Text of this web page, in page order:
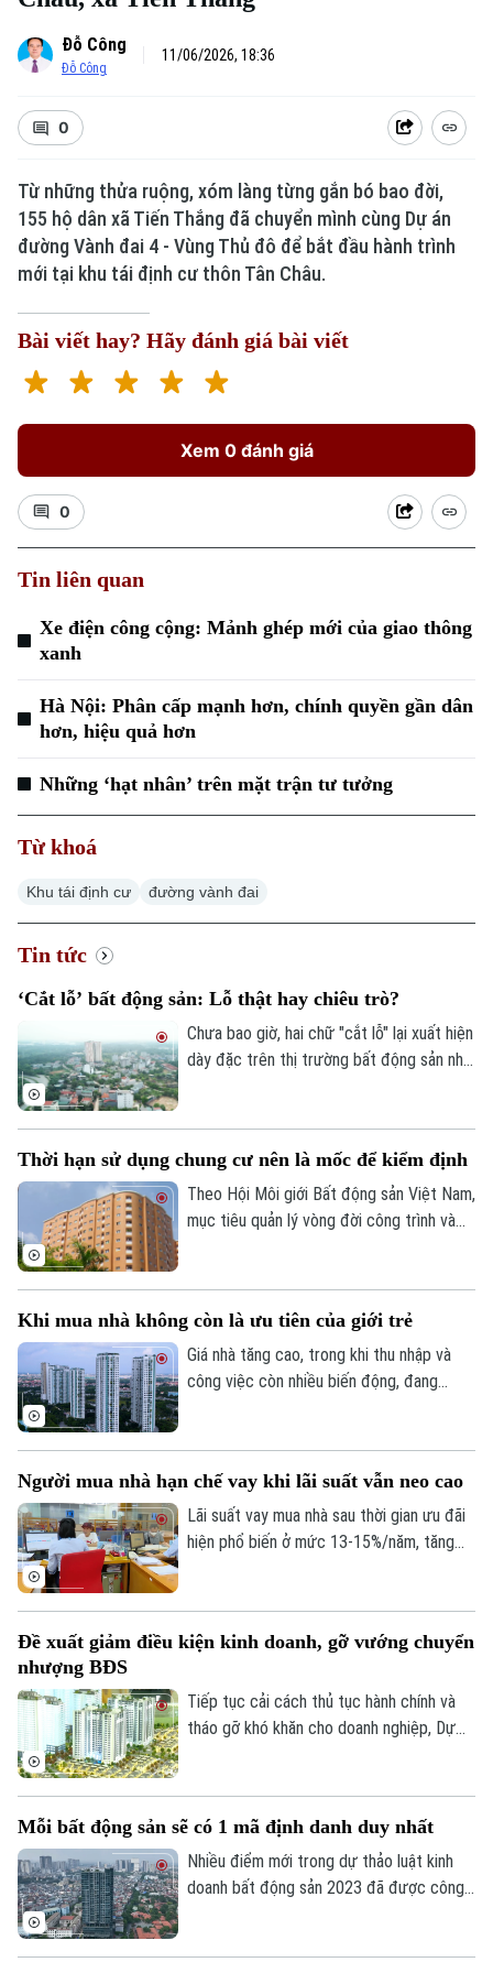
Xu hướng
Chuyên mục
Thời sự
Hà Nội
Chính trị
Xã hội
An ninh trật tự
Nhịp sống Hà Nội
Người Hà Nội
Thế giới
Tin tức
Quân sự
Kinh tế
Đỗ Công
Đỗ Công
11/06/2026, 18:36
0
Từ những thửa ruộng, xóm làng từng gắn bó bao đời,
155 hộ dân xã Tiến Thắng đã chuyển mình cùng Dự án
đường Vành đai 4 - Vùng Thủ đô để bắt đầu hành trình
mới tại khu tái định cư thôn Tân Châu.
Bài viết hay? Hãy đánh giá bài viết
Xem 0 đánh giá
0
Tin liên quan
Xe điện công cộng: Mảnh ghép mới của giao thông
xanh
Hà Nội: Phân cấp mạnh hơn, chính quyền gần dân
hơn, hiệu quả hơn
Những ‘hạt nhân’ trên mặt trận tư tưởng
Từ khoá
Khu tái định cư đường vành đai
Tin tức
‘Cắt lỗ’ bất động sản: Lỗ thật hay chiêu trò?
Chưa bao giờ, hai chữ "cắt lỗ" lại xuất hiện
dày đặc trên thị trường bất động sản như
sâu. Với người mua, những lời rao “cắt lỗ”
có thể là cơ hội nhưng cũng cần tỉnh táo
để phân biệt giữa giá giảm thực và một
Thời hạn sử dụng chung cư nên là mốc để kiểm định
Theo Hội Môi giới Bất động sản Việt Nam,
mục tiêu quản lý vòng đời công trình và
dựng cơ chế đủ rõ ràng để vừa bảo đảm
an toàn công trình, vừa bảo vệ quyền lợi
của người sở hữu.
Khi mua nhà không còn là ưu tiên của giới trẻ
Giá nhà tăng cao, trong khi thu nhập và
công việc còn nhiều biến động, đang
cho công việc và chất lượng cuộc sống.
Quan niệm về “an cư” đang dần thay đổi.
Người mua nhà hạn chế vay khi lãi suất vẫn neo cao
Lãi suất vay mua nhà sau thời gian ưu đãi
hiện phổ biến ở mức 13-15%/năm, tăng
hơn khi sử dụng đòn bẩy tài chính.
Đề xuất giảm điều kiện kinh doanh, gỡ vướng chuyển
nhượng BĐS
Tiếp tục cải cách thủ tục hành chính và
tháo gỡ khó khăn cho doanh nghiệp, Dự
nhượng dự án.
Mỗi bất động sản sẽ có 1 mã định danh duy nhất
Nhiều điểm mới trong dự thảo luật kinh
doanh bất động sản 2023 đã được công